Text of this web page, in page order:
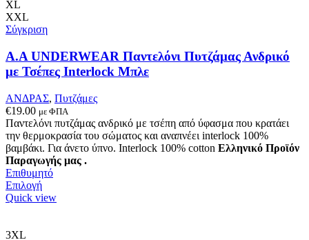
να
στη
σελίδα
του
XL
XXL
Σύγκριση
A.A UNDERWEAR Παντελόνι Πυτζάμας Ανδρικό
με Τσέπες Interlock Μπλε
ΑΝΔΡΑΣ, Πυτζάμες
€19.00 με ΦΠΑ
Παντελόνι πυτζάμας ανδρικό με τσέπη από ύφασμα που κρατάει
την θερμοκρασία του σώματος και αναπνέει interlock 100%
βαμβάκι. Για άνετο ύπνο. Interlock 100% cotton Ελληνικό Προϊόν
Παραγωγής μας .
Επιθυμητό
ΕπιλογήΑυτό
το
Quick view
3XL